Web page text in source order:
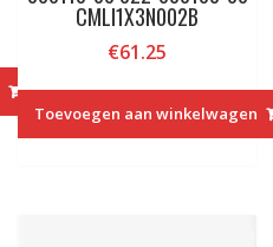
CMLI1X3N002B
€61.25
Toevoegen aan winkelwagen